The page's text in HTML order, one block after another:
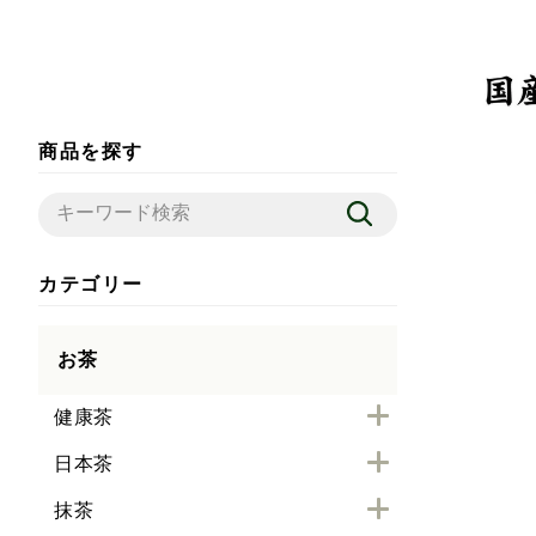
商品を探す
カテゴリー
お茶
健康茶
日本茶
抹茶